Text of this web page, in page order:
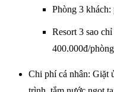
Phòng 3
Resort 3 sao
400.000đ/phòng
Chi phí cá nhân: Giặt